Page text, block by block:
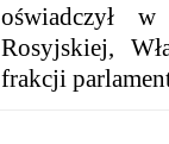
oświadczył
Rosyjskiej,
frakcji